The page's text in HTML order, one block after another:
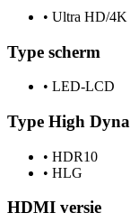
• Ultra HD/4K
Type scherm
• LED-LCD
Type High
• HDR10
• HLG
HDMI versie